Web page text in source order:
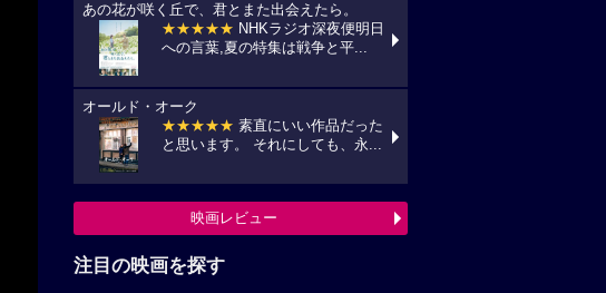
あの花が咲く丘で、君とまた出会えたら。
★★★★★ NHKラジオ深夜便明日
への言葉,夏の特集は戦争と平...
オールド・オーク
★★★★★ 素直にいい作品だった
と思います。 それにしても、永...
映画レビュー
注目の映画を探す